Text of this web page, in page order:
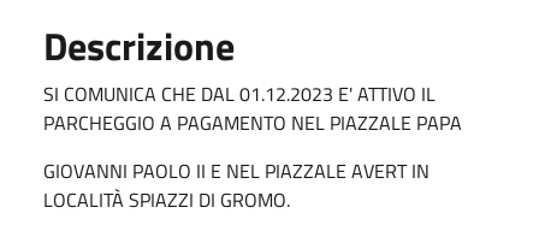
Descrizione
SI COMUNICA CHE DAL 01.12.2023 E' ATTIVO IL
PARCHEGGIO A PAGAMENTO NEL PIAZZALE PAPA
GIOVANNI PAOLO II E NEL PIAZZALE AVERT IN
LOCALITÀ SPIAZZI DI GROMO.